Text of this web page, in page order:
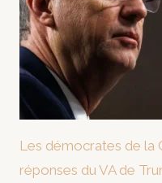
Les démocrates de la
réponses du VA de